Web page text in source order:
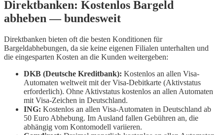
Direktbanken: Kostenlos Bargeld
abheben — bundesweit
Direktbanken bieten oft die besten Konditionen für
Bargeldabhebungen, da sie keine eigenen Filialen unterhalten und
die eingesparten Kosten an die Kunden weitergeben:
DKB (Deutsche Kreditbank): Kostenlos an allen Visa-
Automaten weltweit mit der Visa-Debitkarte (Aktivstatus
erforderlich). Ohne Aktivstatus kostenlos an allen Automaten
mit Visa-Zeichen in Deutschland.
ING: Kostenlos an allen Visa-Automaten in Deutschland ab
50 Euro Abhebung. Im Ausland fallen Gebühren an, die
abhängig vom Kontomodell variieren.